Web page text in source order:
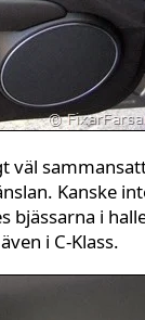
väl
Kanske
bjässarna i
i C-Klass.